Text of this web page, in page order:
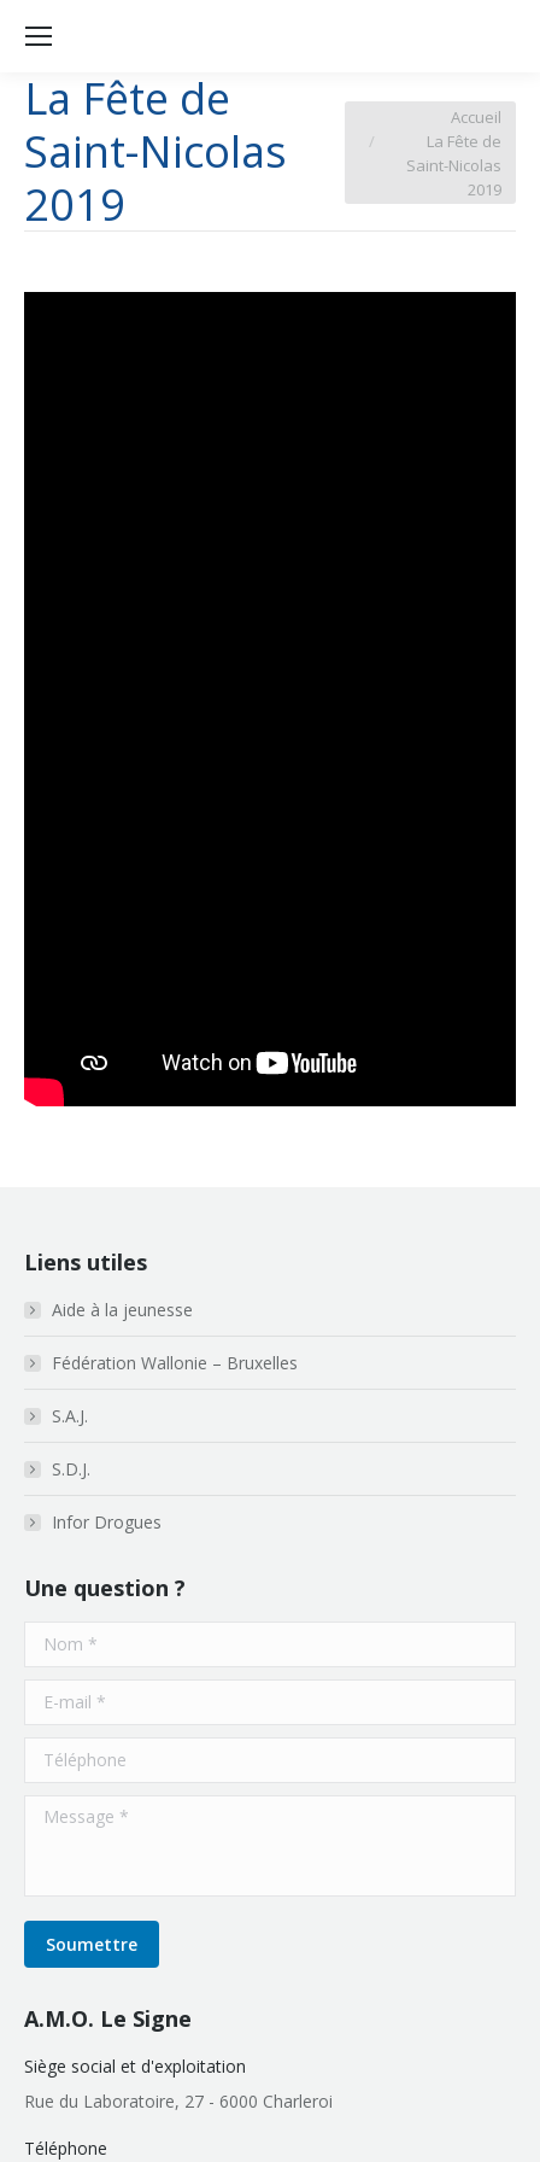
La Fête de
Saint-Nicolas
2019
Vous êtes ici :Accueil
La Fête de
Saint-Nicolas
2019
Liens utiles
Aide à la jeunesse
Fédération Wallonie – Bruxelles
S.A.J.
S.D.J.
Infor Drogues
Une question ?
Nom *
E-mail *
Téléphone
Message *
Soumettre
A.M.O. Le Signe
Siège social et d'exploitation
Rue du Laboratoire, 27 - 6000 Charleroi
Téléphone